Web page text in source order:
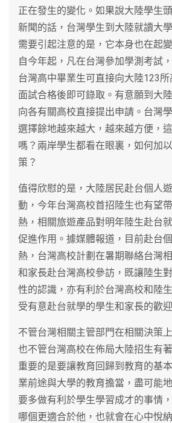
正在發生的變化。如果說大陸學生
新聞的話，台灣學生到大陸就讀大
需要引起注意的是，它本身也在起
自今年起，凡在台灣參加學測考試
台灣高中畢業生可直接向大陸123
面試合格後即可錄取。有意願到大
向各有關高校直接提出申請。台灣
選擇餘地越來越大，越來越方便，
嗎？兩岸學生都看在眼裏，如何加
策？
值得欣慰的是，大陸居民赴台個人
動，今年台灣高校首招陸生也有望
熱，相關旅遊產品對明年陸生赴台
促進作用。據媒體報道，目前赴台
熱，台灣高校計劃在暑期聯絡台灣
和家長赴台灣高校參訪，既讓陸生
性的認識，亦有利於台灣高校和陸
受有意赴台就學的學生和家長的歡迎
不管台灣相關主管部門在相關決策
也不管台灣高校在佈局大陸招生有
重要的是要讓教育回歸到教育的基
業前途與大學的教育擔當，盡可能
要多做有利於學生學習成才的事情
哪個更適合於他，也就會在心中悅